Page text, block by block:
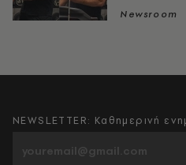
Newsroom
NEWSLETTER: Καθημερινή